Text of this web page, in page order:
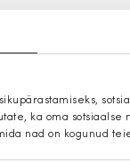
ka oma
nad on kogunud